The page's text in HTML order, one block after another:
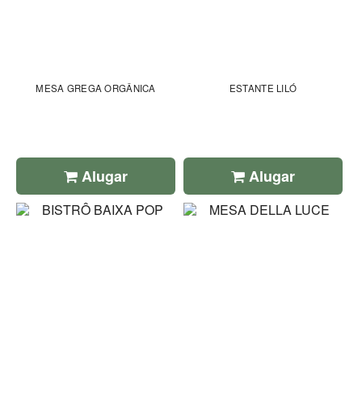
MESA GREGA ORGÂNICA
Alugar
ESTANTE LILÓ
Alugar